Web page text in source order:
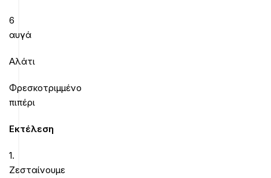
6
αυγά
Αλάτι
Φρεσκοτριμμένο
πιπέρι
Εκτέλεση
1.
Ζεσταίνουμε